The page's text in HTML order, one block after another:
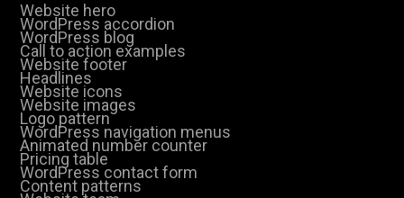
Website hero
WordPress accordion
WordPress blog
Call to action examples
Website footer
Headlines
Website icons
Website images
Logo pattern
WordPress navigation menus
Animated number counter
Pricing table
WordPress contact form
Content patterns